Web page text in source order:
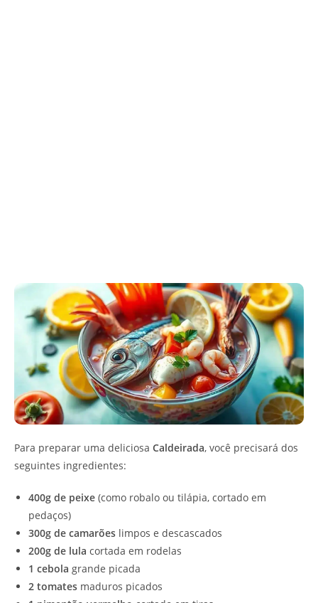
Para preparar uma deliciosa Caldeirada, você precisará dos
seguintes ingredientes:
400g de peixe (como robalo ou tilápia, cortado em
pedaços)
300g de camarões limpos e descascados
200g de lula cortada em rodelas
1 cebola grande picada
2 tomates maduros picados